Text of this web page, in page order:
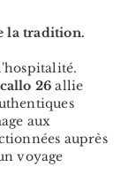
la tradition.
26 allie
aux
auprès
voyage